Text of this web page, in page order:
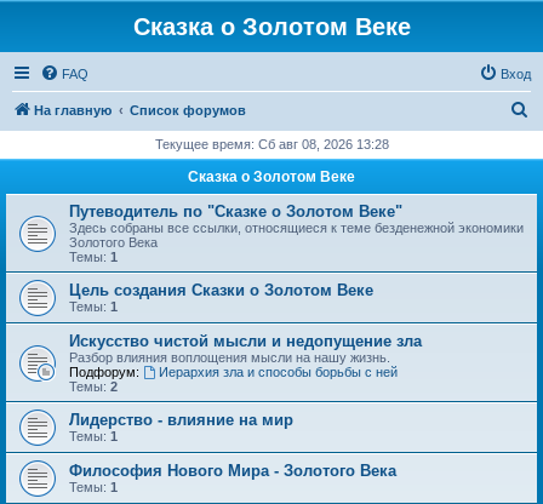
Сказка о Золотом Веке
FAQ Вход
На главную Список форумов
с
Текущее время: Сб авг 08, 2026 13:28
Сказка о Золотом Веке
Путеводитель по "Сказке о Золотом Веке"
Здесь собраны все ссылки, относящиеся к теме безденежной экономики
Золотого Века
Темы: 1
Цель создания Сказки о Золотом Веке
Темы: 1
Искусство чистой мысли и недопущение зла
Разбор влияния воплощения мысли на нашу жизнь.
Подфорум:
Иерархия зла и способы борьбы с ней
Темы: 2
Лидерство - влияние на мир
Темы: 1
Философия Нового Мира - Золотого Века
Темы: 1